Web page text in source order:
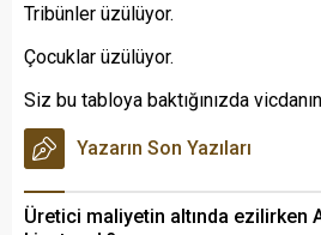
Tribünler üzülüyor.
Çocuklar üzülüyor.
Siz bu tabloya baktığınızda
Yazarın Son Yazıları
Üretici maliyetin altında ezilirken